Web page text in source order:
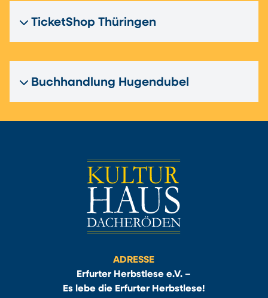
TicketShop Thüringen
Buchhandlung Hugendubel
ADRESSE
Erfurter Herbstlese e.V. –
Es lebe die Erfurter Herbstlese!